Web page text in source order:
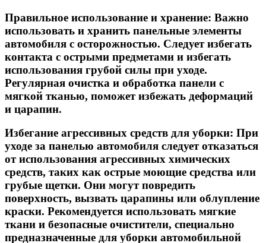
Правильное использование и хранение: Важно
использовать и хранить панельные элементы
автомобиля с осторожностью. Следует избегать
контакта с острыми предметами и избегать
использования грубой силы при уходе.
Регулярная очистка и обработка панели с
мягкой тканью, поможет избежать деформаций
и царапин.
Избегание агрессивных средств для уборки: При
уходе за панелью автомобиля следует отказаться
от использования агрессивных химических
средств, таких как острые моющие средства или
грубые щетки. Они могут повредить
поверхность, вызвать царапины или облупление
краски. Рекомендуется использовать мягкие
ткани и безопасные очистители, специально
предназначенные для уборки автомобильной